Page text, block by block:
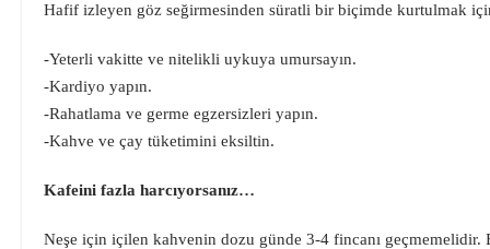
Hafif izleyen göz seğirmesinden süratli bir biçimde kurtulmak
-Yeterli vakitte ve nitelikli uykuya umursayın.
-Kardiyo yapın.
-Rahatlama ve germe egzersizleri yapın.
-Kahve ve çay tüketimini eksiltin.
Kafeini fazla harcıyorsanız…
Neşe için içilen kahvenin dozu günde 3-4 fincanı geçmemelidir.